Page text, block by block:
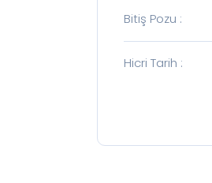
Bitiş Pozu :
Hicri Tarih :